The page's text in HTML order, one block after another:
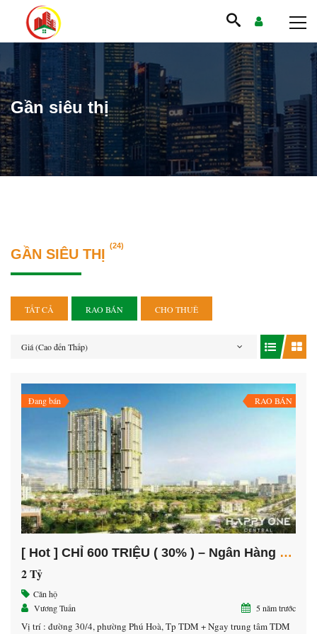
Gần siêu thị
GẦN SIÊU THỊ
(24)
TẤT CẢ RAO BÁN CHO THUÊ
Giá (Cao đến Thấp)
Đang bán RAO BÁN
[ Hot ] CHỈ 600 TRIỆU ( 30% ) – Ngân Hàng Hỗ Trợ 70% – Lãi Xuất 0% Tới 3 năm
2 Tỷ
Căn hộ
Vương Tuấn
5 năm trước
Vị trí : đường 30/4, phường Phú Hoà, Tp TDM + Ngay trung tâm TDM